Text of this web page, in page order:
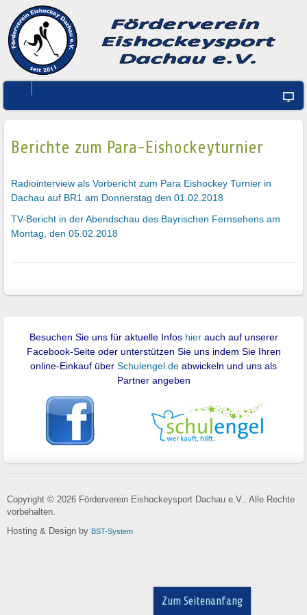
Berichte zum Para-Eishockeyturnier
Radiointerview als Vorbericht zum Para Eishockey Turnier in
Dachau auf BR1 am Donnerstag den 01.02.2018
TV-Bericht in der Abendschau des Bayrischen Fernsehens am
Montag, den 05.02.2018
Besuchen Sie uns für aktuelle Infos hierauch auf unserer
Facebook-Seite oder unterstützen Sie uns indem Sie Ihren
online-Einkauf über Schulengel.de abwickeln und uns als
Partner angeben
Copyright © 2026 Förderverein Eishockeysport Dachau e.V.. Alle Rechte
vorbehalten.
Hosting & Design by BST-System
Zum Seitenanfang